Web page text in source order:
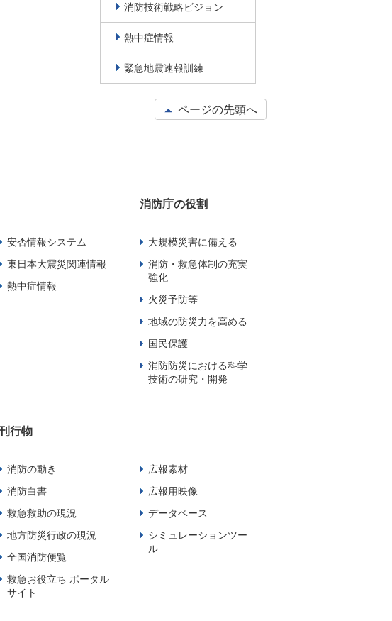
消防技術戦略ビジョン
熱中症情報
緊急地震速報訓練
ページの先頭へ
安否情報システム
東日本大震災関連情報
熱中症情報
消防庁の役割
大規模災害に備える
消防・救急体制の充実
強化
火災予防等
地域の防災力を高める
国民保護
消防防災における科学
技術の研究・開発
行物
消防の動き
消防白書
救急救助の現況
地方防災行政の現況
全国消防便覧
救急お役立ち ポータル
サイト
広報素材
広報用映像
データベース
シミュレーションツー
ル